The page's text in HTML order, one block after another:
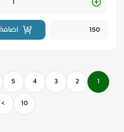
Quantity
اضافة
1
2
3
4
5
10
>